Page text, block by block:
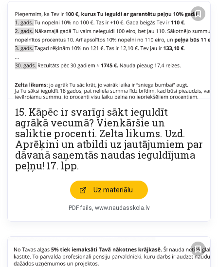
15. Kāpēc ir svarīgi sākt ieguldīt
agrākā vecumā? Vienkāršie un
saliktie procenti. Zelta likums. Uzd.
Aprēķini un atbildi uz jautājumiem par
dāvanā saņemtās naudas ieguldījuma
peļņu! 17. lpp.
Uz materiālu
PDF fails www.naudasskola.lv